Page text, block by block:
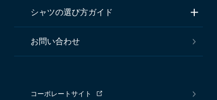
シャツの選び方ガイド
お問い合わせ
コーポレートサイト